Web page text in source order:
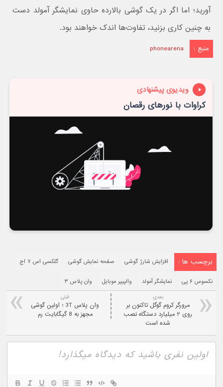
آورید؛ اما اگر در یک گوشی بالارده حاوی نمایشگر آمولد دست
به چنین کاری بزنید، تفاوت‌ها اندک خواهند بود.
منبع : phonearena
ویدیوی پیشنهادی
کراوات با نورهای رقصان
برچسب ها : افزایش شارژ گوشی صفحه نمایش گوشی گلکسی اس ۷ اج
نکسوس ۶ پی نمایشگر آمولد والپیپر موبایل وان پلاس ۳
قبلی
وان پلاس 3T ؛ اولین گوشی
مجهز به 8 گیگابایت رم
بعدی:
مرورگر کروم گوگل تاکنون بر
روی ۲ میلیارد دستگاه نصب
شده است